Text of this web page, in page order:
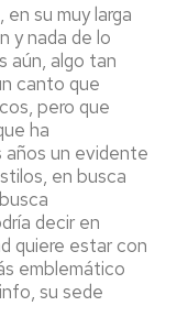
su muy larga
y nada de lo
aún, algo tan
canto que
pero que
ha
años un evidente
en busca
decir en
quiere estar con
emblemático
su sede